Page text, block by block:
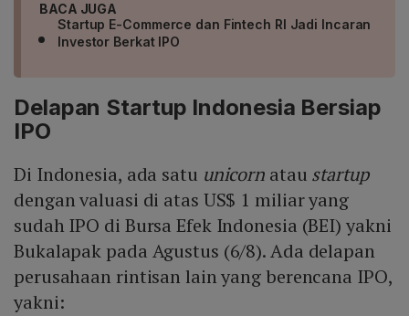
BACA JUGA
Startup E-Commerce dan Fintech RI Jadi Incaran
Investor Berkat IPO
Delapan Startup Indonesia Bersiap
IPO
Di Indonesia, ada satu unicorn atau startup
dengan valuasi di atas US$ 1 miliar yang
sudah IPO di Bursa Efek Indonesia (BEI) yakni
Bukalapak pada Agustus (6/8). Ada delapan
perusahaan rintisan lain yang berencana IPO,
yakni: